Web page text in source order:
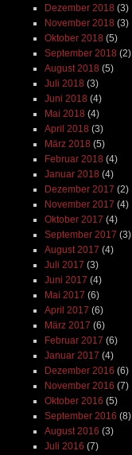
Dezember 2018 (3)
November 2018 (3)
Oktober 2018 (5)
September 2018 (2)
August 2018 (5)
Juli 2018 (3)
Juni 2018 (4)
Mai 2018 (4)
April 2018 (3)
März 2018 (5)
Februar 2018 (4)
Januar 2018 (4)
Dezember 2017 (2)
November 2017 (4)
Oktober 2017 (4)
September 2017 (3)
August 2017 (4)
Juli 2017 (3)
Juni 2017 (4)
Mai 2017 (6)
April 2017 (6)
März 2017 (6)
Februar 2017 (6)
Januar 2017 (4)
Dezember 2016 (6)
November 2016 (7)
Oktober 2016 (5)
September 2016 (8)
August 2016 (3)
Juli 2016 (7)